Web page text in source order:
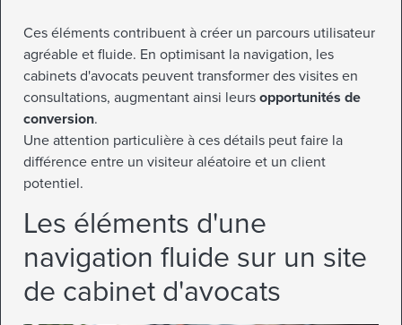
Ces éléments contribuent à créer un parcours utilisateur
agréable et fluide. En optimisant la navigation, les
cabinets d'avocats peuvent transformer des visites en
consultations, augmentant ainsi leurs opportunités de
conversion.
Une attention particulière à ces détails peut faire la
différence entre un visiteur aléatoire et un client
potentiel.
Les éléments d'une
navigation fluide sur un site
de cabinet d'avocats